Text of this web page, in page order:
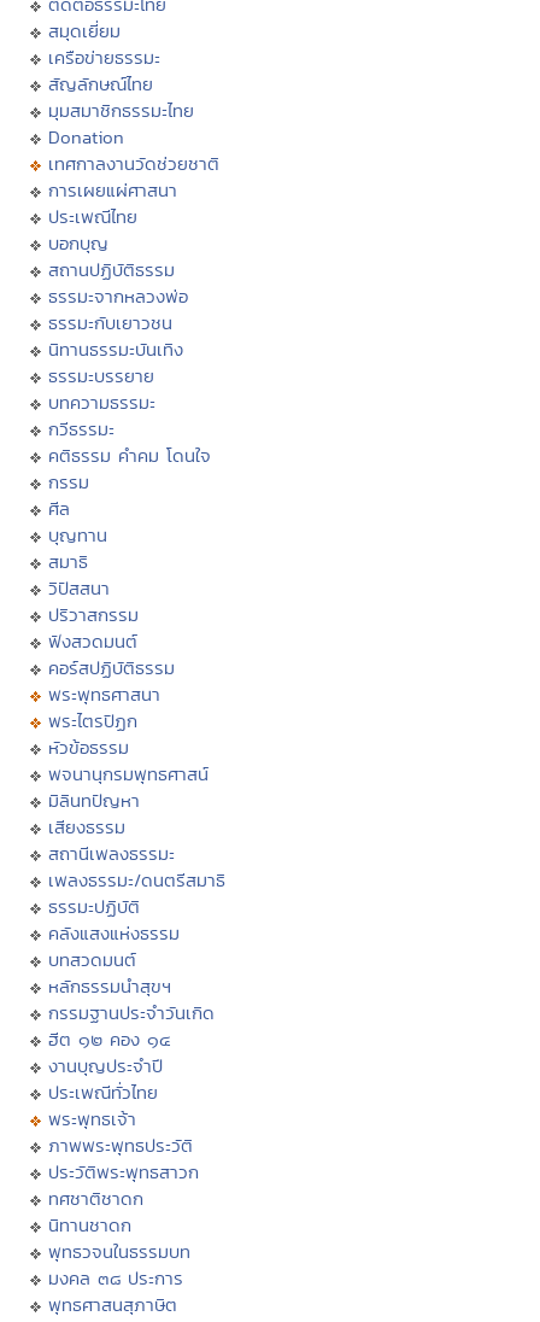
สมุดเยี่ยม
เครือข่ายธรรมะ
สัญลักษณ์ไทย
มุมสมาชิกธรรมะไทย
Donation
เทศกาลงานวัดช่วยชาติ
การเผยแผ่ศาสนา
ประเพณีไทย
บอกบุญ
สถานปฏิบัติธรรม
ธรรมะจากหลวงพ่อ
ธรรมะกับเยาวชน
นิทานธรรมะบันเทิง
ธรรมะบรรยาย
บทความธรรมะ
กวีธรรมะ
คติธรรม คำคม โดนใจ
กรรม
ศีล
บุญทาน
สมาธิ
วิปัสสนา
ปริวาสกรรม
ฟังสวดมนต์
คอร์สปฏิบัติธรรม
พระพุทธศาสนา
พระไตรปิฏก
หัวข้อธรรม
พจนานุกรมพุทธศาสน์
มิลินทปัญหา
เสียงธรรม
สถานีเพลงธรรมะ
เพลงธรรมะ/ดนตรีสมาธิ
ธรรมะปฏิบัติ
คลังแสงแห่งธรรม
บทสวดมนต์
หลักธรรมนำสุขฯ
กรรมฐานประจำวันเกิด
ฮีต ๑๒ คอง ๑๔
งานบุญประจำปี
ประเพณีทั่วไทย
พระพุทธเจ้า
ภาพพระพุทธประวัติ
ประวัติพระพุทธสาวก
ทศชาติชาดก
นิทานชาดก
พุทธวจนในธรรมบท
มงคล ๓๘ ประการ
พุทธศาสนสุภาษิต